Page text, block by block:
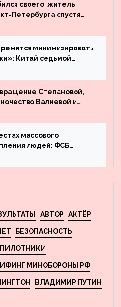
своего: житель
Петербурга спустя
в Казахстан
минимизировать
Китай седьмой
из американского
Степановой,
Валиевой и
обсуждают в мире
катания
массового
людей: ФСБ
планировавших
АВТОР АКТЁР
БЕЗОПАСНОСТЬ
МИНОБОРОНЫ РФ
ВЛАДИМИР ПУТИН